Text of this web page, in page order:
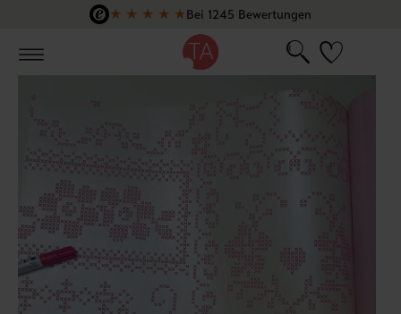
Zum Hauptinhalt springen
★ ★ ★ ★ ★Bei 1245 Bewertungen